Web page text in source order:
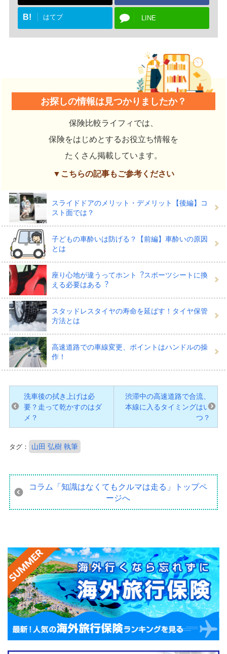
B! はてブ LINE
お探しの情報は見つかりましたか？
保険比較ライフィでは、
保険をはじめとするお役立ち情報を
たくさん掲載しています。
▼こちらの記事もご参考ください
スライドドアのメリット・デメリット【後編】コ
スト面では？
子どもの車酔いは防げる？【前編】車酔いの原因
とは
座り⼼地が違うってホント︖スポーツシートに換
える必要はある︖
スタッドレスタイヤの寿命を延ばす！タイヤ保管
方法とは
高速道路での車線変更、ポイントはハンドルの操
作！
洗車後の拭き上げは必
要？走って乾かすのはダ
メ？
渋滞中の高速道路で合流、
本線に入るタイミングはい
つ？
タグ： 山田 弘樹 執筆
コラム「知識はなくてもクルマは走る」
トップペ
ージへ